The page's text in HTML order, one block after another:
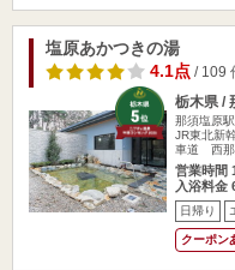
塩原あかつきの湯
4.1点/ 109
栃木県 /
那須塩原
JR東北新
車道 西那
営業時間
入浴料金
日帰り
クーポン